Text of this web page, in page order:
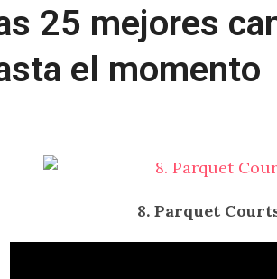
25 mejores
el momento
8. Parquet